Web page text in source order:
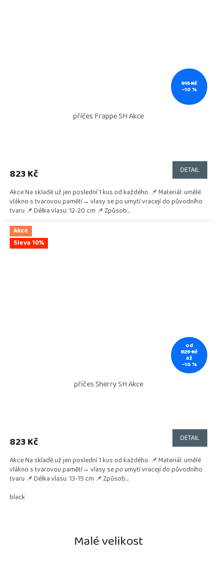
915 Kč
–10 %
příčes Frappe SH Akce
823 Kč DETAIL
Akce Na skladě už jen poslední 1 kus od každého. 📌 Materiál: umělé
vlákno s tvarovou pamětí→ vlasy se po umytí vracejí do původního
tvaru 📌 Délka vlasu: 12-20 cm 📌 Způsob...
Akce
Sleva 10%
od
823 Kč
až
–10 %
příčes Sherry SH Akce
823 Kč DETAIL
Akce Na skladě už jen poslední 1 kus od každého. 📌 Materiál: umělé
vlákno s tvarovou pamětí→ vlasy se po umytí vracejí do původního
tvaru 📌 Délka vlasu: 13-15 cm 📌 Způsob...
black
Malé velikost